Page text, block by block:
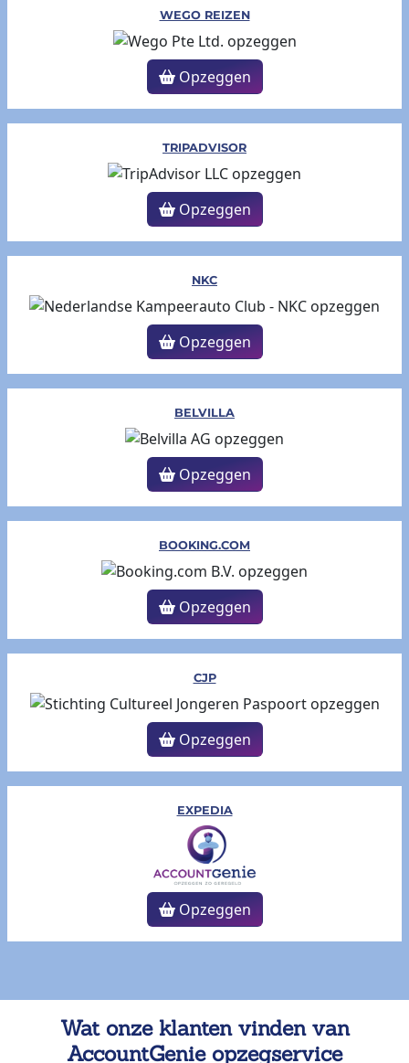
WEGO REIZEN
Opzeggen
TRIPADVISOR
Opzeggen
NKC
Opzeggen
BELVILLA
Opzeggen
BOOKING.COM
Opzeggen
CJP
Opzeggen
EXPEDIA
Opzeggen
Wat onze klanten vinden van
AccountGenie opzegservice